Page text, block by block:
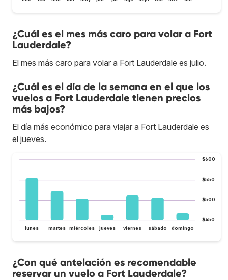
¿Cuál es el mes más caro para volar a Fort
Lauderdale?
El mes más caro para volar a Fort Lauderdale es julio.
¿Cuál es el día de la semana en el que los
vuelos a Fort Lauderdale tienen precios
más bajos?
El día más económico para viajar a Fort Lauderdale es
el jueves.
$450
$500
$550
$600
lunes martes miércoles jueves viernes sábado domingo
¿Con qué antelación es recomendable
reservar un vuelo a Fort Lauderdale?